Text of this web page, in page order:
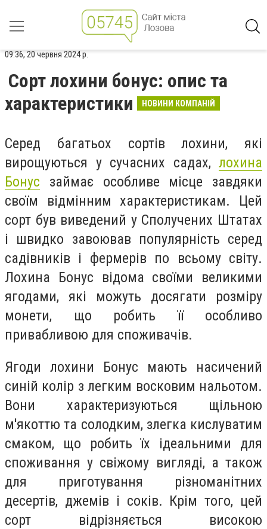
09:36, 20 червня 2024 р.
Сорт лохини бонус: опис та
характеристики
НОВИНИ КОМПАНІЙ
Серед багатьох сортів лохини, які
вирощуються у сучасних садах, лохина
Бонус займає особливе місце завдяки
своїм відмінним характеристикам. Цей
сорт був виведений у Сполучених Штатах
і швидко завоював популярність серед
садівників і фермерів по всьому світу.
Лохина Бонус відома своїми великими
ягодами, які можуть досягати розміру
монети, що робить її особливо
привабливою для споживачів.
Ягоди лохини Бонус мають насичений
синій колір з легким восковим нальотом.
Вони характеризуються щільною
м'якоттю та солодким, злегка кислуватим
смаком, що робить їх ідеальними для
споживання у свіжому вигляді, а також
для приготування різноманітних
десертів, джемів і соків. Крім того, цей
сорт відрізняється високою